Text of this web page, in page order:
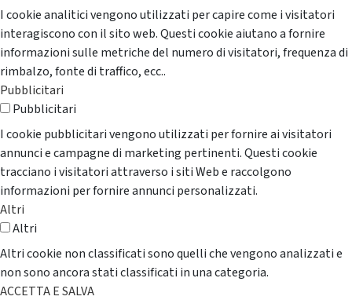
I cookie analitici vengono utilizzati per capire come i visitatori
interagiscono con il sito web. Questi cookie aiutano a fornire
informazioni sulle metriche del numero di visitatori, frequenza di
rimbalzo, fonte di traffico, ecc..
Pubblicitari
Pubblicitari
I cookie pubblicitari vengono utilizzati per fornire ai visitatori
annunci e campagne di marketing pertinenti. Questi cookie
tracciano i visitatori attraverso i siti Web e raccolgono
informazioni per fornire annunci personalizzati.
Altri
Altri
Altri cookie non classificati sono quelli che vengono analizzati e
non sono ancora stati classificati in una categoria.
ACCETTA E SALVA